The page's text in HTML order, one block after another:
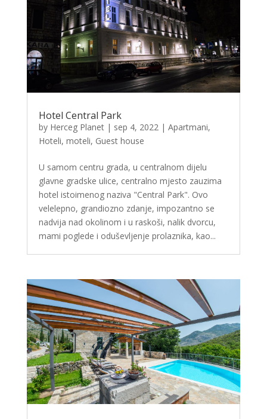
Hotel Central Park
by Herceg Planet| sep 4, 2022 | Apartmani,
Hoteli, moteli, Guest house
U samom centru grada, u centralnom dijelu
glavne gradske ulice, centralno mjesto zauzima
hotel istoimenog naziva "Central Park". Ovo
velelepno, grandiozno zdanje, impozantno se
nadvija nad okolinom i u raskoši, nalik dvorcu,
mami poglede i oduševljenje prolaznika, kao...